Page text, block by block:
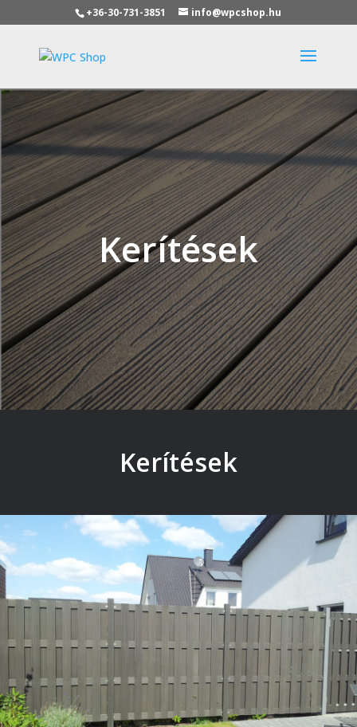
+36-30-731-3851 info@wpcshop.hu
Kerítések
Kerítések